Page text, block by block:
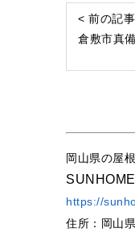
< 前の記事
倉敷市真
岡山県の屋
https://
住所：岡山